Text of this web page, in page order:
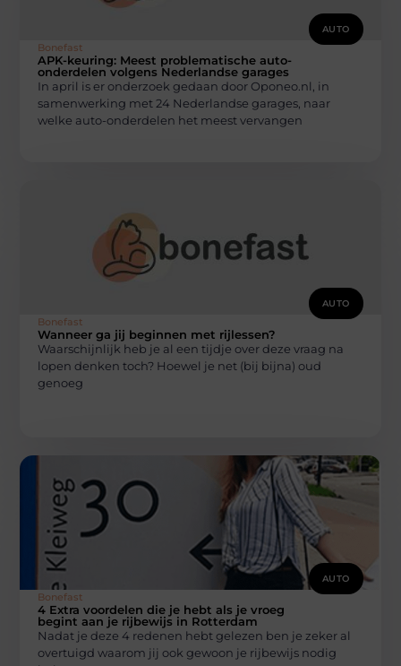
AUTO
Bonefast
APK-keuring: Meest problematische auto-
onderdelen volgens Nederlandse garages
In april is er onderzoek gedaan door Oponeo.nl, in
samenwerking met 24 Nederlandse garages, naar
welke auto-onderdelen het meest vervangen
AUTO
Bonefast
Wanneer ga jij beginnen met rijlessen?
Waarschijnlijk heb je al een tijdje over deze vraag na
lopen denken toch? Hoewel je net (bij bijna) oud
genoeg
AUTO
Bonefast
4 Extra voordelen die je hebt als je vroeg
begint aan je rijbewijs in Rotterdam
Nadat je deze 4 redenen hebt gelezen ben je zeker al
overtuigd waarom jij ook gewoon je rijbewijs nodig